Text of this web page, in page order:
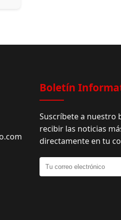
Boletín
Suscríbete a nuestro
recibir las noticias
directamente en tu